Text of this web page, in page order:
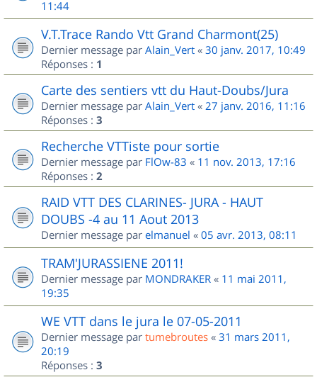
11:44
V.T.Trace Rando Vtt Grand Charmont(25)
Dernier message par Alain_Vert « 30 janv. 2017, 10:49
Réponses : 1
Carte des sentiers vtt du Haut-Doubs/Jura
Dernier message par Alain_Vert « 27 janv. 2016, 11:16
Réponses : 3
Recherche VTTiste pour sortie
Dernier message par FlOw-83 « 11 nov. 2013, 17:16
Réponses : 2
RAID VTT DES CLARINES- JURA - HAUT
DOUBS -4 au 11 Aout 2013
Dernier message par elmanuel « 05 avr. 2013, 08:11
TRAM'JURASSIENE 2011!
Dernier message par MONDRAKER « 11 mai 2011,
19:35
WE VTT dans le jura le 07-05-2011
Dernier message par tumebroutes « 31 mars 2011,
20:19
Réponses : 3